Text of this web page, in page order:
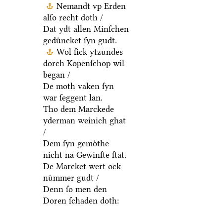
Nemandt vp Erden
alſo recht doth /
Dat ydt allen Minſchen
geduͤncket ſyn gudt.
Wol ſick ytzundes
dorch Kopenſchop wil
began /
De moth vaken ſyn
war ſeggent lan.
Tho dem Marckede
yderman weinich ghat
/
Dem ſyn gemoͤthe
nicht na Gewinſte ſtat.
De Marcket wert ock
nuͤmmer gudt /
Denn ſo men den
Doren ſchaden doth: